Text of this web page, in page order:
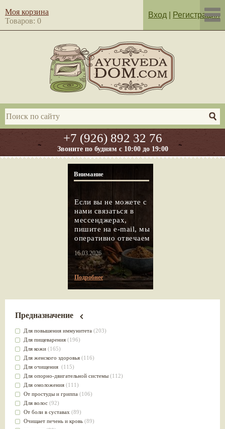
+7 (926) 892 32 76
Звоните по будням с 10:00 до 19:00
Моя корзина
Товаров: 0
Вход Регистрация
Внимание
Если вы не можете с
нами связаться в
мессенджерах,
пишите на e-mail, мы
оперативно отвечаем
16.03.2026
Подробнее
Предназначение
Для повышения иммунитета (203)
Для пищеварения (196)
Для кожи (165)
Для женского здоровья (116)
Для очищения (115)
Для опорно-двигательной системы (112)
Для омоложения (111)
От простуды и гриппа (106)
Для волос (92)
От боли в суставах (89)
Очищает печень и кровь (89)